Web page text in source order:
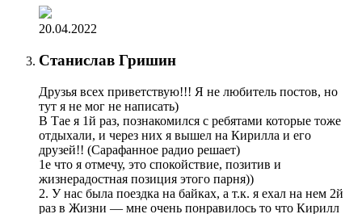
20.04.2022
Станислав Гришин
Друзья всех приветствую!!! Я не любитель постов, но
тут я не мог не написать)
В Тае я 1й раз, познакомился с ребятами которые тоже
отдыхали, и через них я вышел на Кирилла и его
друзей!! (Сарафанное радио решает)
1е что я отмечу, это спокойствие, позитив и
жизнерадостная позиция этого парня))
2. У нас была поездка на байках, а т.к. я ехал на нем 2й
раз в Жизни — мне очень понравилось то что Кирилл